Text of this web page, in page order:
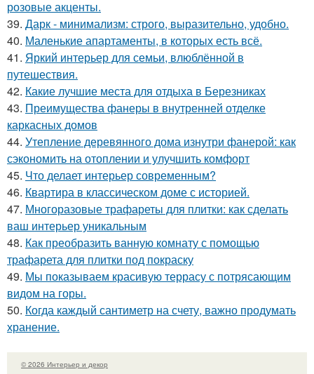
розовые акценты.
39. Дарк - минимализм: строго, выразительно, удобно.
40. Маленькие апартаменты, в которых есть всё.
41. Яркий интерьер для семьи, влюблённой в
путешествия.
42. Какие лучшие места для отдыха в Березниках
43. Преимущества фанеры в внутренней отделке
каркасных домов
44. Утепление деревянного дома изнутри фанерой: как
сэкономить на отоплении и улучшить комфорт
45. Что делает интерьер современным?
46. Квартира в классическом доме с историей.
47. Многоразовые трафареты для плитки: как сделать
ваш интерьер уникальным
48. Как преобразить ванную комнату с помощью
трафарета для плитки под покраску
49. Мы показываем красивую террасу с потрясающим
видом на горы.
50. Когда каждый сантиметр на счету, важно продумать
хранение.
© 2026 Интерьер и декор